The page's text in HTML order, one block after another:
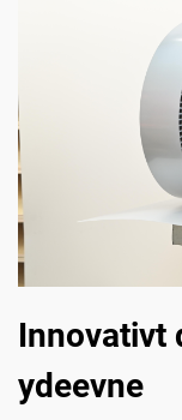
Innovativt
ydeevne